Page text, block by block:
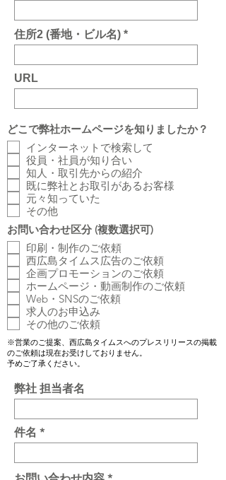
住所2 (番地・ビル名)
URL
どこで弊社ホームページを知りましたか？
インターネットで検索して
役員・社員が知り合い
知人・取引先からの紹介
既に弊社とお取引があるお客様
元々知っていた
その他
お問い合わせ区分 (複数選択可)
印刷・制作のご依頼
西広島タイムス広告のご依頼
企画プロモーションのご依頼
ホームページ・動画制作のご依頼
Web・SNSのご依頼
求人のお申込み
その他のご依頼
​※営業のご提案、西広島タイムスへのプレスリリースの掲載
のご依頼は現在お受けしておりません。
​予めご了承ください。
弊社 担当者名
件名